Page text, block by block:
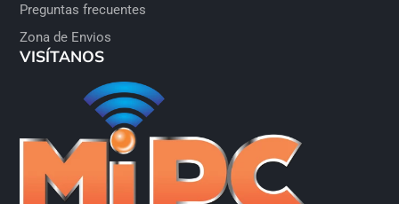
Preguntas frecuentes
Zona de Envios
VISÍTANOS